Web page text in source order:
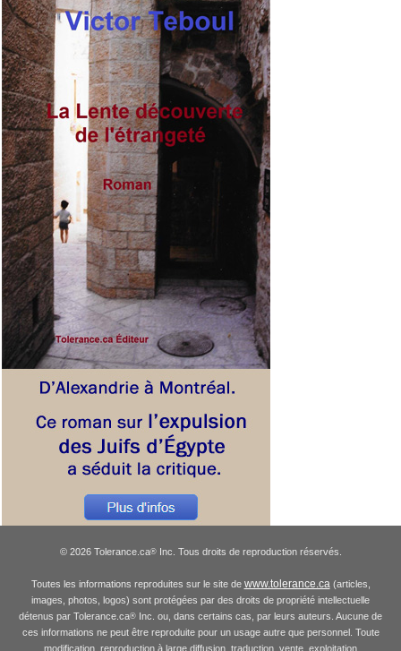
© 2026 Tolerance.ca®Inc. Tous droits de reproduction réservés.
Toutes les informations reproduites sur le site de www.tolerance.ca(articles,
images, photos, logos) sont protégées par des droits de propriété intellectuelle
détenus par Tolerance.ca® Inc. ou, dans certains cas, par leurs auteurs. Aucune de
ces informations ne peut être reproduite pour un usage autre que personnel. Toute
modification, reproduction à large diffusion, traduction, vente, exploitation